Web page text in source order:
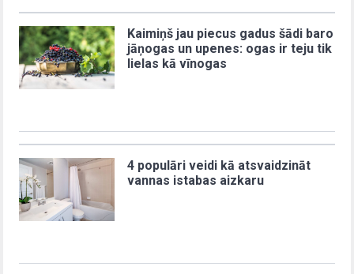
Kaimiņš jau piecus gadus šādi baro
jāņogas un upenes: ogas ir teju tik
lielas kā vīnogas
4 populāri veidi kā atsvaidzināt
vannas istabas aizkaru